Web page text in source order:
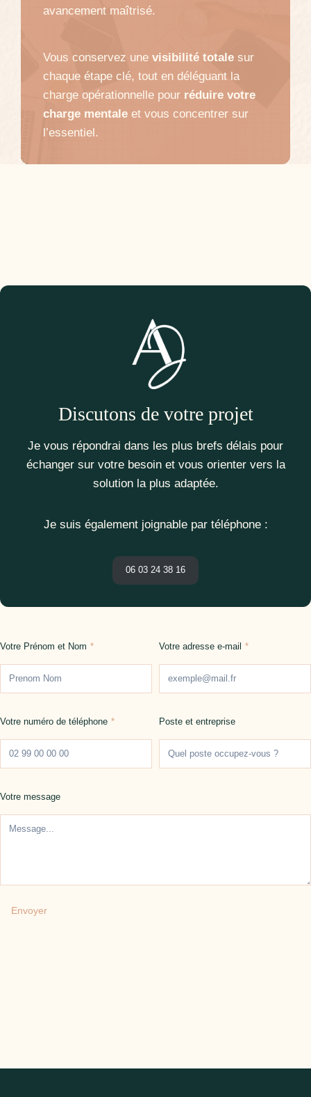
avancement maîtrisé.
Vous conservez une visibilité totale sur
chaque étape clé, tout en déléguant la
charge opérationnelle pour réduire votre
charge mentale et vous concentrer sur
l’essentiel.
Discutons de votre projet
Je vous répondrai dans les plus brefs délais pour
échanger sur votre besoin et vous orienter vers la
solution la plus adaptée.
Je suis également joignable par téléphone :
06 03 24 38 16
Votre Prénom et Nom * Votre adresse e-mail *
Votre numéro de téléphone * Poste et entreprise
Votre message
Envoyer